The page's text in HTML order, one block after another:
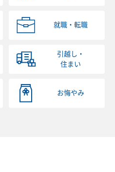
就職・転職
引越し・
住まい
お悔やみ